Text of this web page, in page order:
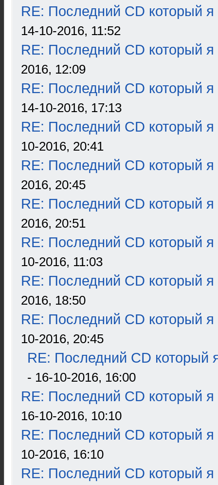
RE: Последний CD который я
14-10-2016, 11:52
RE: Последний CD который я
2016, 12:09
RE: Последний CD который я
14-10-2016, 17:13
RE: Последний CD который я
10-2016, 20:41
RE: Последний CD который я
2016, 20:45
RE: Последний CD который я
2016, 20:51
RE: Последний CD который я
10-2016, 11:03
RE: Последний CD который я
2016, 18:50
RE: Последний CD который я
10-2016, 20:45
RE: Последний CD который
- 16-10-2016, 16:00
RE: Последний CD который я
16-10-2016, 10:10
RE: Последний CD который я
10-2016, 16:10
RE: Последний CD который я